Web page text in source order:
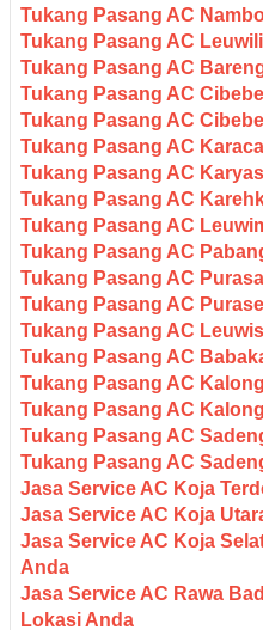
Tukang Pasang AC
Tukang Pasang AC
Tukang Pasang AC
Tukang Pasang AC
Tukang Pasang AC
Tukang Pasang AC
Tukang Pasang AC
Tukang Pasang AC
Tukang Pasang AC
Tukang Pasang AC
Tukang Pasang AC
Tukang Pasang AC
Tukang Pasang AC
Tukang Pasang AC
Tukang Pasang AC
Tukang Pasang AC
Tukang Pasang AC
Tukang Pasang AC
Jasa Service AC Koja
Jasa Service AC Koja
Jasa Service AC Koja
Anda
Jasa Service AC Rawa
Lokasi Anda